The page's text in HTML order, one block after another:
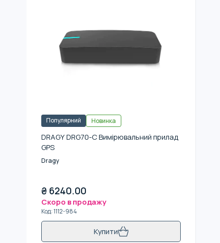
Популярний Новинка
DRAGY DRG70-C Вимірювальний прилад
GPS
Dragy
₴ 6240.00
Скоро в продажу
Код:1112-984
Купити